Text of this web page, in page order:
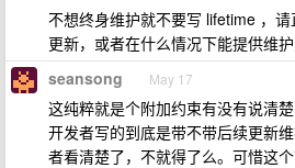
不想终身维护就不要写 lifetime ，
更新，或者在什么情况下能提供维护
seansong May 17
这纯粹就是个附加约束有没有说清
开发者写的到底是带不带后续更新
者看清楚了，不就得了么。可惜这